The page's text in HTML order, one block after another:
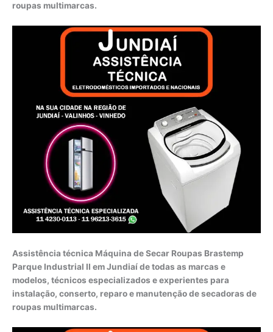
roupas multimarcas.
Assistência técnica Máquina de Secar Roupas Brastemp
Parque Industrial II em Jundiaí de todas as marcas e
modelos, técnicos especializados e experientes para
instalação, conserto, reparo e manutenção de secadoras de
roupas multimarcas.